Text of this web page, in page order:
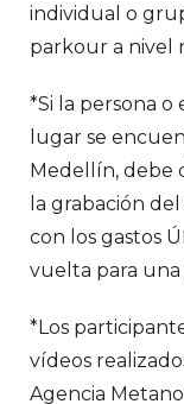
individual o
parkour a nivel
*Si la persona
lugar se
Medellín, debe
la grabación
con los gastos
vuelta para una
*Los
vídeos
Agencia